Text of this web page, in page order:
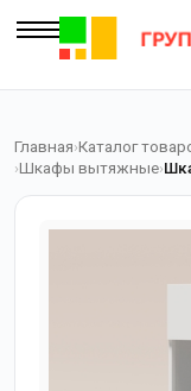
Главная Каталог
Шкафы вытяжные